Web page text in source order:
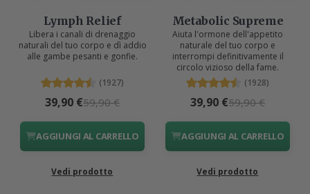
Lymph Relief
Libera i canali di drenaggio
naturali del tuo corpo e dì addio
alle gambe pesanti e gonfie.
(1927)
39,90 €59,90 €
AGGIUNGI AL CARRELLO
Vedi prodotto
Metabolic Supreme
Aiuta l'ormone dell'appetito
naturale del tuo corpo e
interrompi definitivamente il
circolo vizioso della fame.
(1928)
39,90 €59,90 €
AGGIUNGI AL CARRELLO
Vedi prodotto